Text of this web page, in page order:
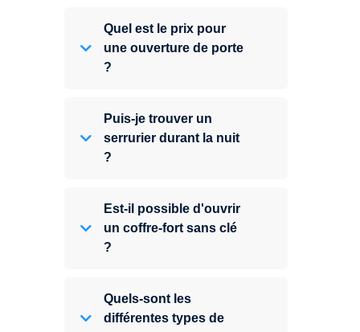
Quel est le prix pour
une ouverture de porte
?
Puis-je trouver un
serrurier durant la nuit
?
Est-il possible d'ouvrir
un coffre-fort sans clé
?
Quels-sont les
différentes types de